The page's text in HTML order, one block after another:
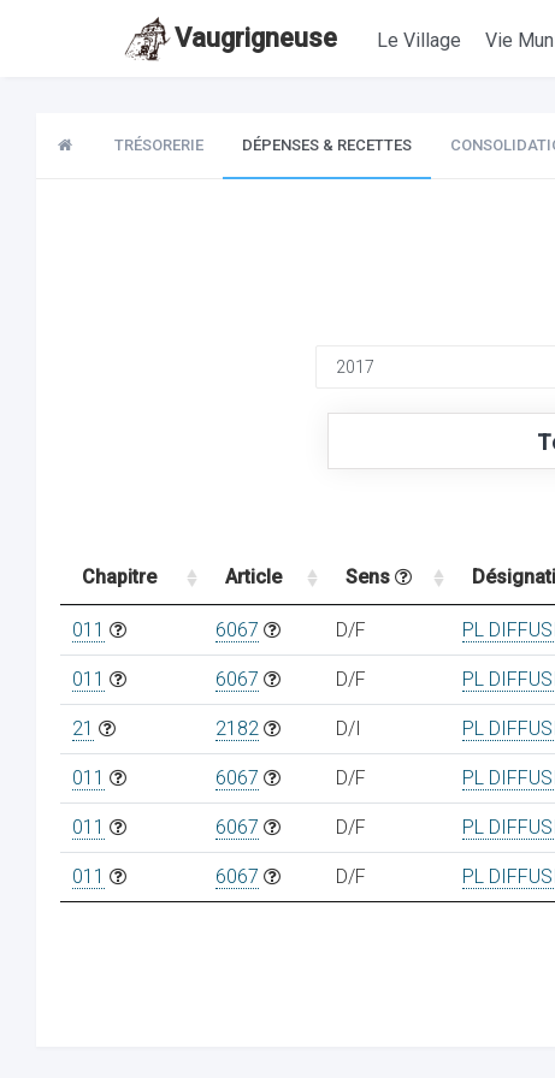
Vaugrigneuse Le Village Vie
TRÉSORERIE DÉPENSES & RECETTES
Chapitre Article Sens
011 6067 D/F PL
011 6067 D/F PL
21 2182 D/I PL
011 6067 D/F PL
011 6067 D/F PL
011 6067 D/F PL